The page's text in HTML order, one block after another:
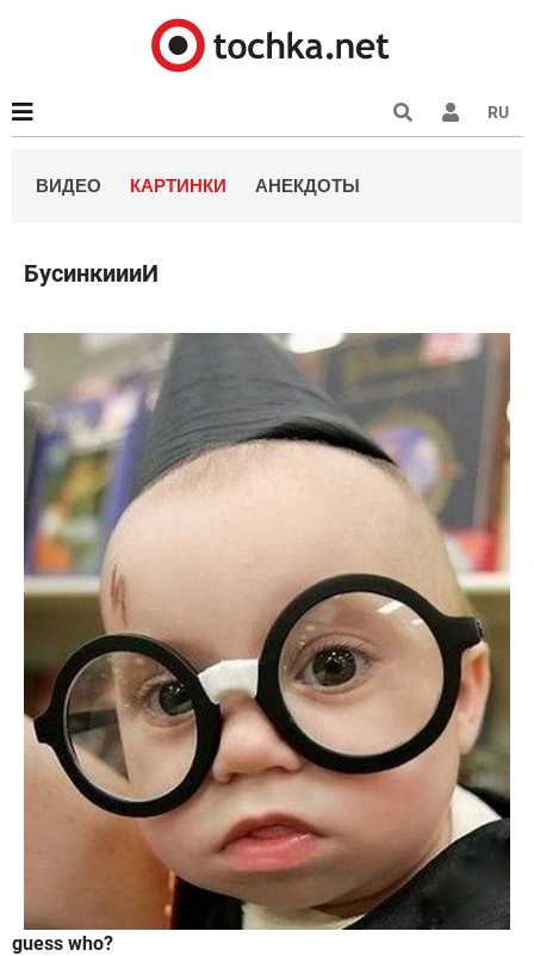
RU
ВИДЕО КАРТИНКИ АНЕКДОТЫ
БусинкиииИ
guess who?